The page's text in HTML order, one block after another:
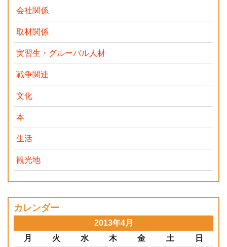
会社関係
取材関係
実習生・グルーバル人材
戦争関連
文化
本
生活
観光地
カレンダー
2013年4月
月
火 水 木 金 土 日